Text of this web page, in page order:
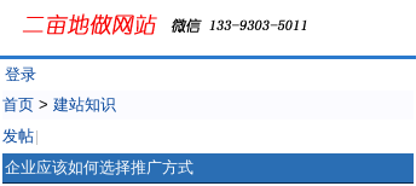
登录
首页 > 建站知识
发帖
企业应该如何选择推广方式